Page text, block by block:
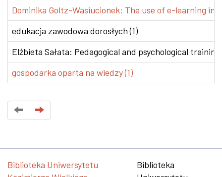
Dominika Goltz-Wasiucionek: The use of e-learning in
edukacja zawodowa dorosłych (1)
Elżbieta Sałata: Pedagogical and psychological
gospodarka oparta na wiedzy (1)
Biblioteka Uniwersytetu
Biblioteka